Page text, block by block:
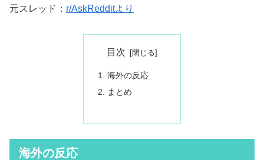
元スレッド： r/AskRedditより
目次
海外の反応
まとめ
海外の反応